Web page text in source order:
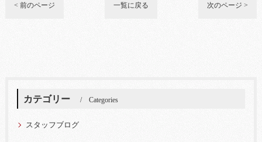
< 前のページ 一覧に戻る 次のページ >
カテゴリー Categories
スタッフブログ